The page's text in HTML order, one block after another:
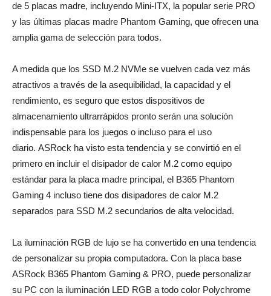
de 5 placas madre, incluyendo Mini-ITX, la popular serie PRO
y las últimas placas madre Phantom Gaming, que ofrecen una
amplia gama de selección para todos.
A medida que los SSD M.2 NVMe se vuelven cada vez más
atractivos a través de la asequibilidad, la capacidad y el
rendimiento, es seguro que estos dispositivos de
almacenamiento ultrarrápidos pronto serán una solución
indispensable para los juegos o incluso para el uso
diario. ASRock ha visto esta tendencia y se convirtió en el
primero en incluir el disipador de calor M.2 como equipo
estándar para la placa madre principal, el B365 Phantom
Gaming 4 incluso tiene dos disipadores de calor M.2
separados para SSD M.2 secundarios de alta velocidad.
La iluminación RGB de lujo se ha convertido en una tendencia
de personalizar su propia computadora. Con la placa base
ASRock B365 Phantom Gaming & PRO, puede personalizar
su PC con la iluminación LED RGB a todo color Polychrome